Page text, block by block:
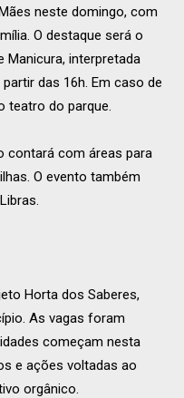
neste domingo, com
O destaque será o
Manicura, interpretada
das 16h. Em caso de
teatro do parque.
contará com áreas para
O evento também
Horta dos Saberes,
As vagas foram
começam nesta
e ações voltadas ao
orgânico.